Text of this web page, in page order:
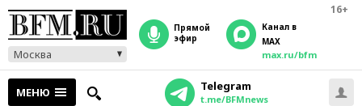
16+
Москва
прямой
эфир
Канал в
MAX
max.ru/bfm
МЕНЮ Telegram
t.me/BFMnews